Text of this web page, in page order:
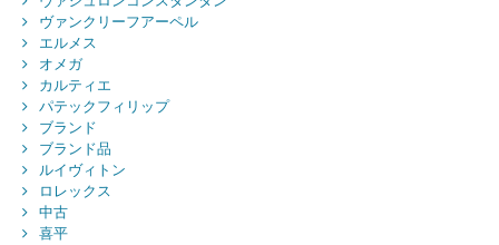
ヴァンクリーフアーペル
エルメス
オメガ
カルティエ
パテックフィリップ
ブランド
ブランド品
ルイヴィトン
ロレックス
中古
喜平